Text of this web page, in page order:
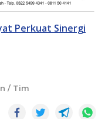
Perkuat Sinergi
/ Tim